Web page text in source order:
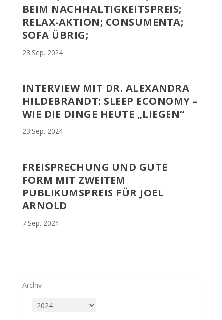
BEIM NACHHALTIGKEITSPREIS;
RELAX-AKTION; CONSUMENTA;
SOFA ÜBRIG;
23.Sep. 2024
INTERVIEW MIT DR. ALEXANDRA
HILDEBRANDT: SLEEP ECONOMY –
WIE DIE DINGE HEUTE „LIEGEN“
23.Sep. 2024
FREISPRECHUNG UND GUTE
FORM MIT ZWEITEM
PUBLIKUMSPREIS FÜR JOEL
ARNOLD
7.Sep. 2024
Archiv